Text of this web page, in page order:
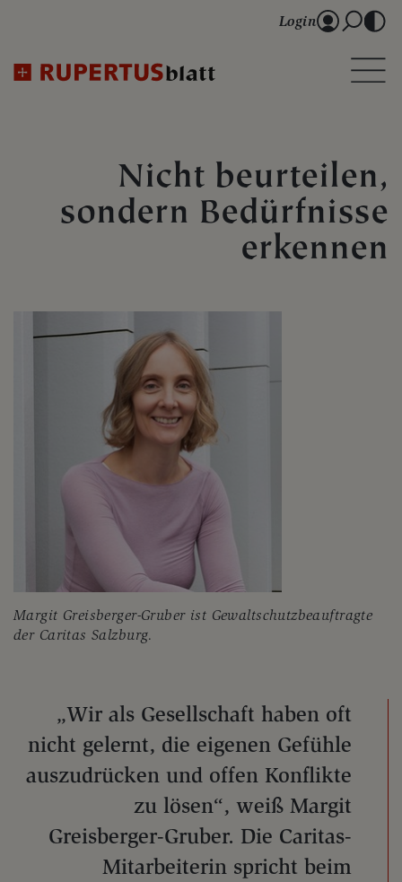
Login
Nicht beurteilen,
sondern Bedürfnisse
erkennen
Margit Greisberger-Gruber ist Gewaltschutzbeauftragte
der Caritas Salzburg.
„Wir als Gesellschaft haben oft
nicht gelernt, die eigenen Gefühle
auszudrücken und offen Konflikte
zu lösen“, weiß Margit
Greisberger-Gruber. Die Caritas-
Mitarbeiterin spricht beim